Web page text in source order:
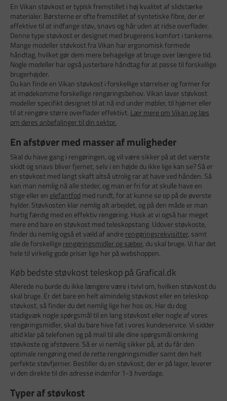
En Vikan støvkost er typisk fremstillet i høj kvalitet af slidstærke
materialer. Børsterne er ofte fremstillet af syntetiske fibre, der er
effektive til at indfange støv, snavs og hår uden at ridse overflader.
Denne type støvkost er designet med brugerens komfort i tankerne.
Mange modeller støvkost fra Vikan har ergonomisk formede
håndtag, hvilket gør dem mere behagelige at bruge over længere tid.
Nogle modeller har også justerbare håndtag for at passe til forskellige
brugerhøjder.
Du kan finde en Vikan støvkost i forskellige størrelser og former for
at imødekomme forskellige rengøringsbehov. Vikan laver støvkost
modeller specifikt designet til at nå ind under møbler, til hjørner eller
til at rengøre større overflader effektivt. Lær mere om Vikan og læs
om deres anbefalinger til din sektor.
En afstøver med masser af muligheder
Skal du have gang i rengøringen, og vil være sikker på at det værste
skidt og snavs bliver fjernet, selv i en højde du ikke lige kan se? Så er
en støvkost med langt skaft altså utrolig rar at have ved hånden. Så
kan man nemlig nå alle steder, og man er fri for at skulle have en
stige eller en elefantfod med rundt, for at kunne se op på de øverste
hylder. Støvkosten klar nemlig alt arbejdet, og på den måde er man
hurtig færdig med en effektiv rengøring. Husk at vi også har meget
mere end bare en støvkost med teleskopstang. Udover støvkoste,
finder du nemlig også et væld af andre rengøringsrekvisitter, samt
alle de forskellige rengøringsmidler og sæber, du skal bruge. Vi har det
hele til virkelig gode priser lige her på webshoppen.
Køb bedste støvkost teleskop på Grafical.dk
Allerede nu burde du ikke længere være i tvivl om, hvilken støvkost du
skal bruge. Er det bare en helt almindelig støvkost eller en teleskop
støvkost, så finder du det nemlig lige her hos os. Har du dog
stadigvæk nogle spørgsmål til en lang støvkost eller nogle af vores
rengøringsmidler, skal du bare hive fat i vores kundeservice. Vi sidder
altid klar på telefonen og på mail til alle dine spørgsmål omkring
støvkoste og afstøvere. Så er vi nemlig sikker på, at du får den
optimale rengøring med de rette rengøringsmidler samt den helt
perfekte støvfjerner. Bestiller du en støvkost, der er på lager, leverer
vi den direkte til din adresse indenfor 1-3 hverdage.
Typer af støvkost